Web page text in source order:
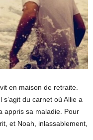
en maison de retraite.
du carnet où Allie a
appris sa maladie. Pour
et Noah, inlassablement,